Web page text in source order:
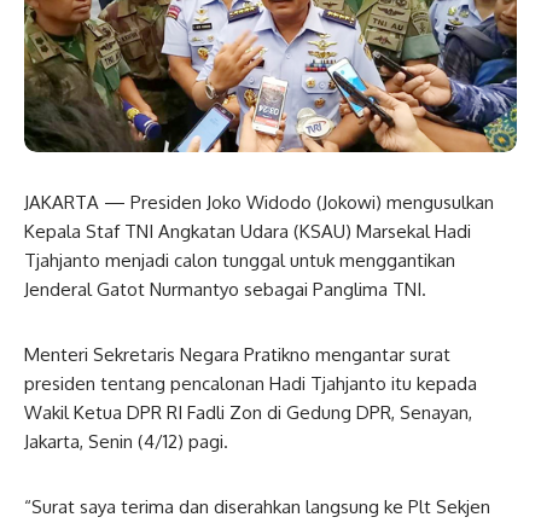
JAKARTA — Presiden Joko Widodo (Jokowi) mengusulkan
Kepala Staf TNI Angkatan Udara (KSAU) Marsekal Hadi
Tjahjanto menjadi calon tunggal untuk menggantikan
Jenderal Gatot Nurmantyo sebagai Panglima TNI.
Menteri Sekretaris Negara Pratikno mengantar surat
presiden tentang pencalonan Hadi Tjahjanto itu kepada
Wakil Ketua DPR RI Fadli Zon di Gedung DPR, Senayan,
Jakarta, Senin (4/12) pagi.
“Surat saya terima dan diserahkan langsung ke Plt Sekjen